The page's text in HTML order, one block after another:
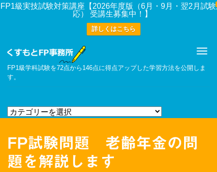
FP1級実技試験対策講座【2026年度版（6月・9月・翌2月試
応） 受講生募集中！】
詳しくはこちら
FP1級学科試験を72点から146点に得点アップした学習方法を公開しま
す。
FP試験問題 老齢年金の問
題を解説します